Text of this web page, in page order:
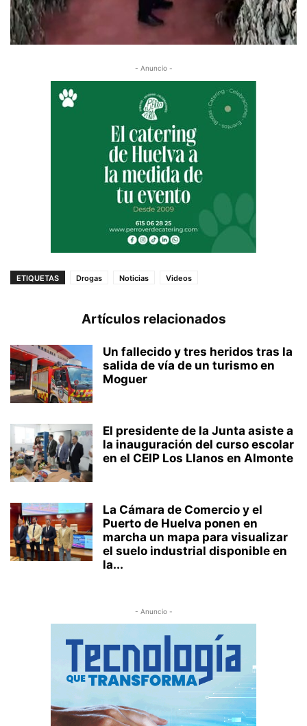
- Anuncio -
ETIQUETAS Drogas Noticias Videos
Artículos relacionados
Un fallecido y tres heridos tras la
salida de vía de un turismo en
Moguer
El presidente de la Junta asiste a
la inauguración del curso escolar
en el CEIP Los Llanos en Almonte
La Cámara de Comercio y el
Puerto de Huelva ponen en
marcha un mapa para visualizar
el suelo industrial disponible en
la...
- Anuncio -